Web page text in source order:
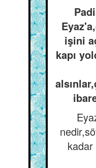
işini
kapı
kadar